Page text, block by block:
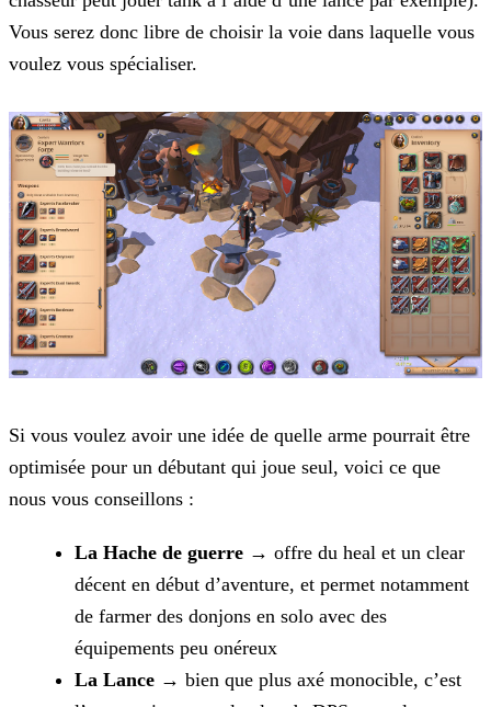
Vous serez donc libre de choisir la voie dans laquelle vous
voulez vous spécialiser.
Si vous voulez avoir une idée de quelle arme pourrait être
optimisée pour un débutant qui joue seul, voici ce que
nous vous conseillons :
La Hache de guerre → offre du heal et un clear
décent en début d’aventure, et permet notamment
de farmer des donjons en solo avec des
équipements peu onéreux
La Lance → bien que plus axé monocible, c’est